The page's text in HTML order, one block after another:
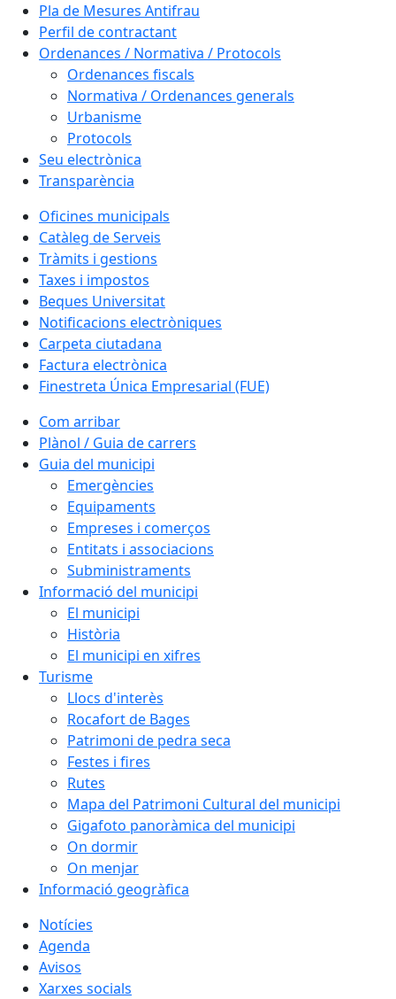
Pla de Mesures Antifrau
Perfil de contractant
Ordenances / Normativa / Protocols
Ordenances fiscals
Normativa / Ordenances generals
Urbanisme
Protocols
Seu electrònica
Transparència
Oficines municipals
Catàleg de Serveis
Tràmits i gestions
Taxes i impostos
Beques Universitat
Notificacions electròniques
Carpeta ciutadana
Factura electrònica
Finestreta Única Empresarial (FUE)
Com arribar
Plànol / Guia de carrers
Guia del municipi
Emergències
Equipaments
Empreses i comerços
Entitats i associacions
Subministraments
Informació del municipi
El municipi
Història
El municipi en xifres
Turisme
Llocs d'interès
Rocafort de Bages
Patrimoni de pedra seca
Festes i fires
Rutes
Mapa del Patrimoni Cultural del municipi
Gigafoto panoràmica del municipi
On dormir
On menjar
Informació geogràfica
Notícies
Agenda
Avisos
Xarxes socials